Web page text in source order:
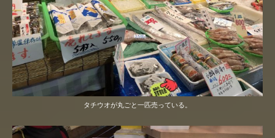
タチウオが丸ごと一匹売っている。